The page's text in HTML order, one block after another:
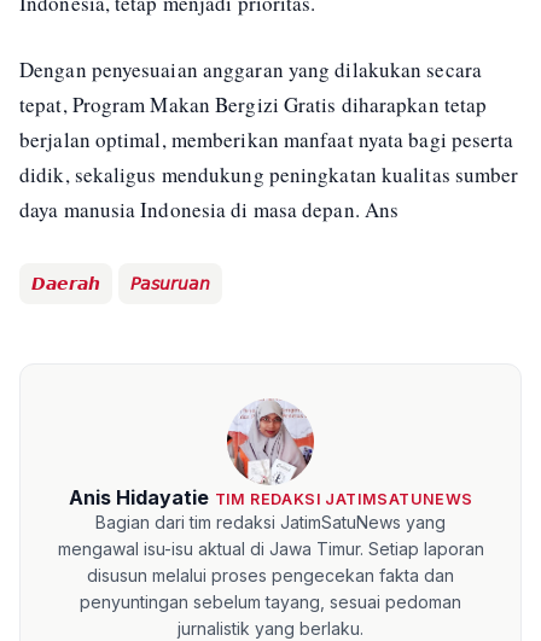
Dengan penyesuaian anggaran yang dilakukan secara
tepat, Program Makan Bergizi Gratis diharapkan tetap
berjalan optimal, memberikan manfaat nyata bagi peserta
didik, sekaligus mendukung peningkatan kualitas sumber
daya manusia Indonesia di masa depan. Ans
𝘿𝙖𝙚𝙧𝙖𝙝 𝘗𝘢𝘴𝘶𝘳𝘶𝘢𝘯
Anis Hidayatie TIM REDAKSI JATIMSATUNEWS
Bagian dari tim redaksi JatimSatuNews yang
mengawal isu-isu aktual di Jawa Timur. Setiap laporan
disusun melalui proses pengecekan fakta dan
penyuntingan sebelum tayang, sesuai pedoman
jurnalistik yang berlaku.